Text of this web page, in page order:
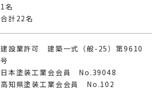
1名
合計22名
建設業許可 建築一式（般-25）第9610
号
日本塗装工業会会員 No.39048
高知県塗装工業会会員 No.102